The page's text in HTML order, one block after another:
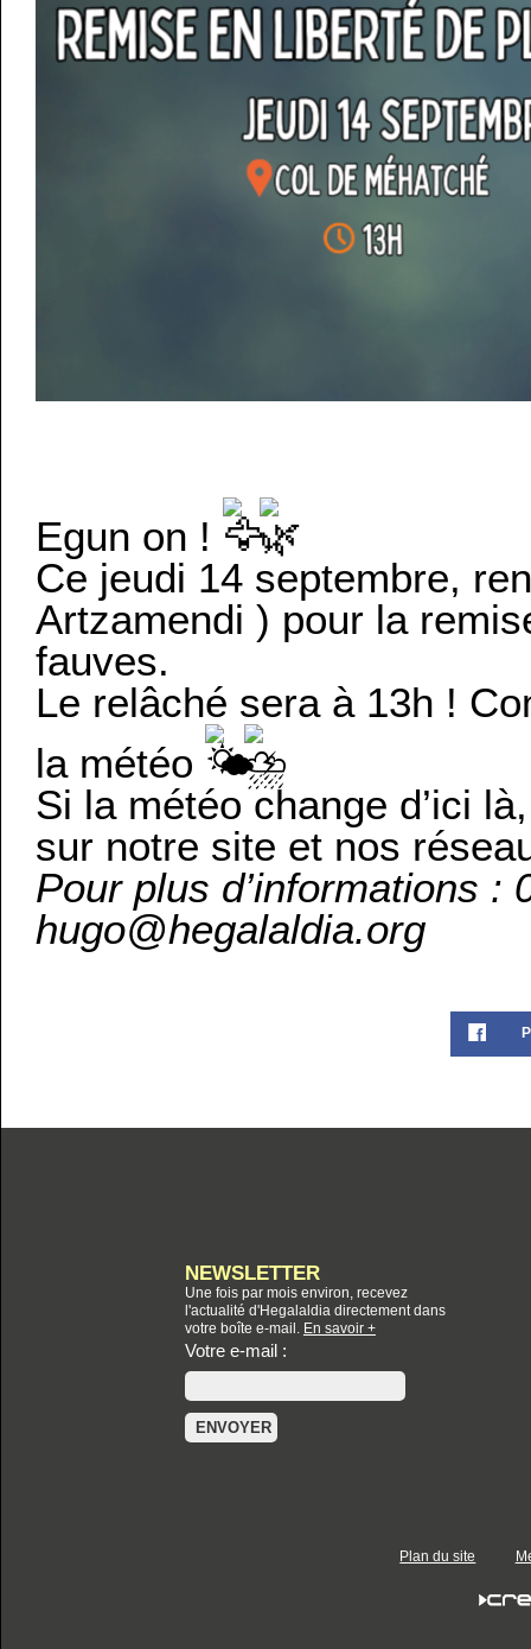
Egun on !
Ce jeudi 14 septembre,
Artzamendi ) pour la
fauves.
Le relâché sera à 13h !
la météo
Si la météo change d’ici
sur notre site et nos
Pour plus d’informations :
hugo@hegalaldia.org
NEWSLETTER
Une fois par mois environ, recevez
l'actualité d'Hegalaldia directement dans
votre boîte e-mail. En savoir +
Votre e-mail :
Plan du site